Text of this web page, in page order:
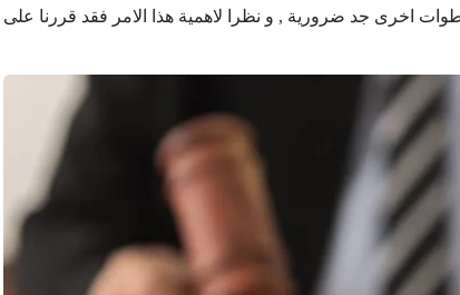
اخرى جد ضرورية , و نظرا لاهمية هذا الامر فقد قررنا